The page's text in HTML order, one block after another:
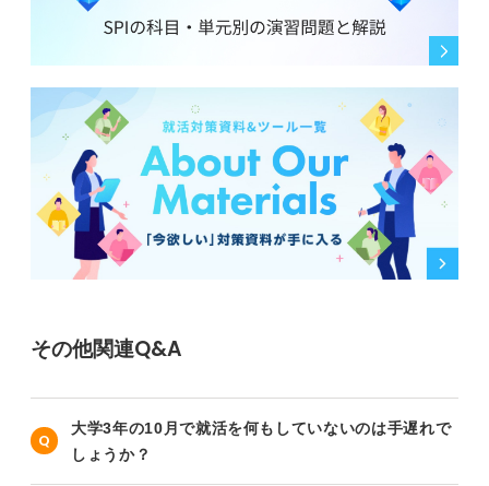
その他関連Q&A
大学3年の10月で就活を何もしていないのは手遅れで
しょうか？